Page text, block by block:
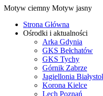
Motyw ciemny Motyw jasny
Strona Główna
Ośrodki i aktualności
Arka Gdynia
GKS Bełchatów
GKS Tychy
Górnik Zabrze
Jagiellonia
Korona Kielce
Lech Poznań